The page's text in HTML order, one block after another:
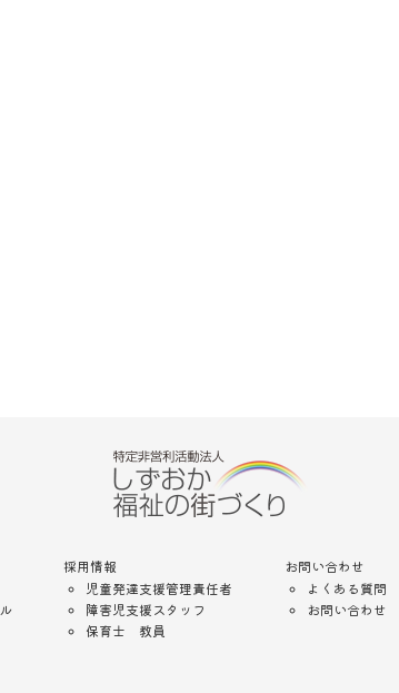
採用情報
児童発達支援管理責任者
障害児支援スタッフ
保育士 教員
お問い合わせ
よくある質問
お問い合わせ